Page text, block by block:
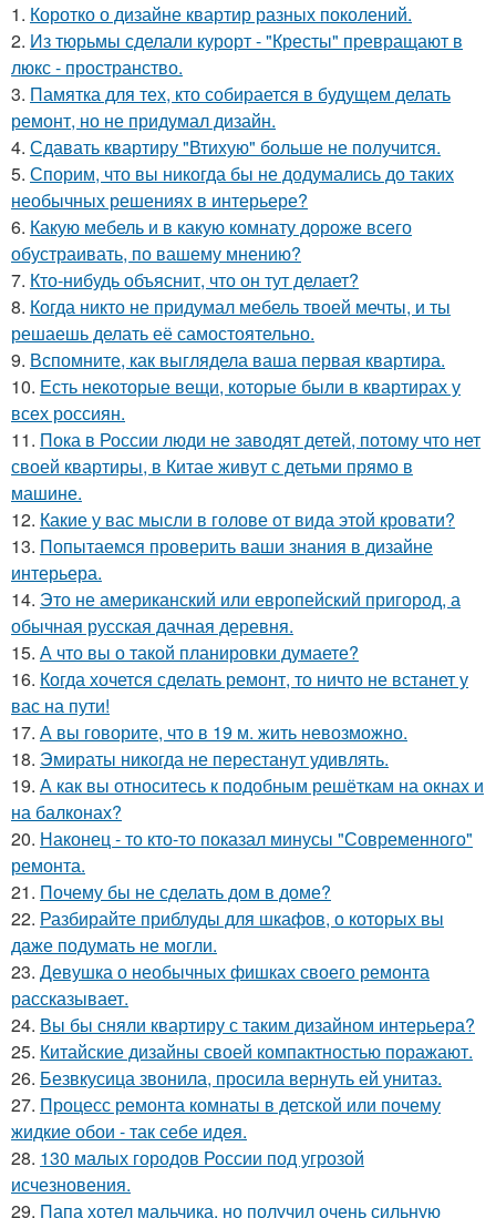
1. Коротко о дизайне квартир разных поколений.
2. Из тюрьмы сделали курорт - "Кресты" превращают в
люкс - пространство.
3. Памятка для тех, кто собирается в будущем делать
ремонт, но не придумал дизайн.
4. Сдавать квартиру "Втихую" больше не получится.
5. Спорим, что вы никогда бы не додумались до таких
необычных решениях в интерьере?
6. Какую мебель и в какую комнату дороже всего
обустраивать, по вашему мнению?
7. Кто-нибудь объяснит, что он тут делает?
8. Когда никто не придумал мебель твоей мечты, и ты
решаешь делать её самостоятельно.
9. Вспомните, как выглядела ваша первая квартира.
10. Есть некоторые вещи, которые были в квартирах у
всех россиян.
11. Пока в России люди не заводят детей, потому что нет
своей квартиры, в Китае живут с детьми прямо в
машине.
12. Какие у вас мысли в голове от вида этой кровати?
13. Попытаемся проверить ваши знания в дизайне
интерьера.
14. Это не американский или европейский пригород, а
обычная русская дачная деревня.
15. А что вы о такой планировки думаете?
16. Когда хочется сделать ремонт, то ничто не встанет у
вас на пути!
17. А вы говорите, что в 19 м. жить невозможно.
18. Эмираты никогда не перестанут удивлять.
19. А как вы относитесь к подобным решёткам на окнах и
на балконах?
20. Наконец - то кто-то показал минусы "Современного"
ремонта.
21. Почему бы не сделать дом в доме?
22. Разбирайте приблуды для шкафов, о которых вы
даже подумать не могли.
23. Девушка о необычных фишках своего ремонта
рассказывает.
24. Вы бы сняли квартиру с таким дизайном интерьера?
25. Китайские дизайны своей компактностью поражают.
26. Безвкусица звонила, просила вернуть ей унитаз.
27. Процесс ремонта комнаты в детской или почему
жидкие обои - так себе идея.
28. 130 малых городов России под угрозой
исчезновения.
29. Папа хотел мальчика, но получил очень сильную